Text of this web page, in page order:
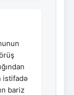
istifadə
bariz